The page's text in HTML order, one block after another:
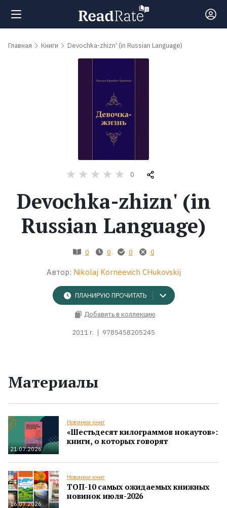
Поиск
книги
Авторы
Экранизации
Главная Книги Devochka-zhizn' (in Russian Language)
0
Devochka-zhizn' (in
Russian Language)
0 0 0 0
Автор: Nikolaj Korneevich CHukovskij
ПЛАНИРУЮ ПРОЧИТАТЬ
Добавить в коллекцию
2011 г. 9785458205245
Материалы
21.07.2026
Новинки книг
«Шестьдесят килограммов нокаутов»:
книги, о которых говорят
16.07.2026
Новинки книг
ТОП-10 самых ожидаемых книжных
новинок июля-2026